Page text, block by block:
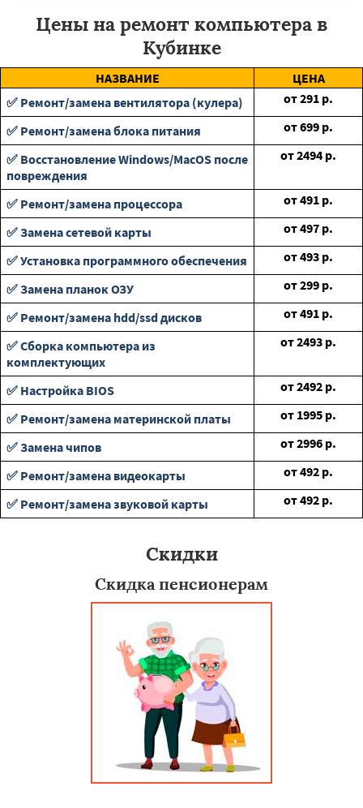
Цены на ремонт компьютера в
Кубинке
НАЗВАНИЕ
ЦЕНА
✅ Ремонт/замена вентилятора (кулера)
от291 р.
✅ Ремонт/замена блока питания
от699 р.
✅ Восстановление Windows/MacOS после
повреждения
от2494 р.
✅ Ремонт/замена процессора от491 р.
✅ Замена сетевой карты
от497 р.
✅ Установка программного обеспечения
от493 р.
✅ Замена планок ОЗУ
от299 р.
✅ Ремонт/замена hdd/ssd дисков
от491 р.
✅ Сборка компьютера из
комплектующих
от2493 р.
✅ Настройка BIOS от2492 р.
✅ Ремонт/замена материнской платы
от 1995 р.
✅ Замена чипов
от2996 р.
✅ Ремонт/замена видеокарты
от492 р.
✅ Ремонт/замена звуковой карты
от492 р.
Скидки
Скидка пенсионерам